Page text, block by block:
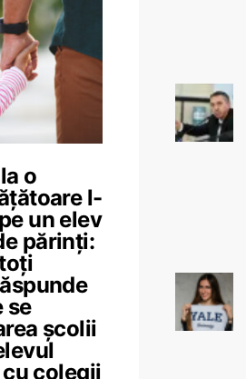
o
l-
un elev
părinți:
se
școlii
colegii